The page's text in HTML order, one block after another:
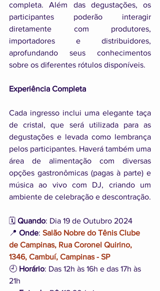
completa. Além das degustações, os
participantes poderão interagir
diretamente com produtores,
importadores e distribuidores,
aprofundando seus conhecimentos
sobre os diferentes rótulos disponíveis.
Experiência Completa
Cada ingresso inclui uma elegante taça
de cristal, que será utilizada para as
degustações e levada como lembrança
pelos participantes. Haverá também uma
área de alimentação com diversas
opções gastronômicas (pagas à parte) e
música ao vivo com DJ, criando um
ambiente de celebração e descontração.
🗓️ Quando: Dia 19 de Outubro 2024
📍 Onde: Salão Nobre do Tênis Clube
de Campinas, Rua Coronel Quirino,
1346, Cambuí, Campinas - SP
🕘 Horário: Das 12h às 16h e das 17h às
21h